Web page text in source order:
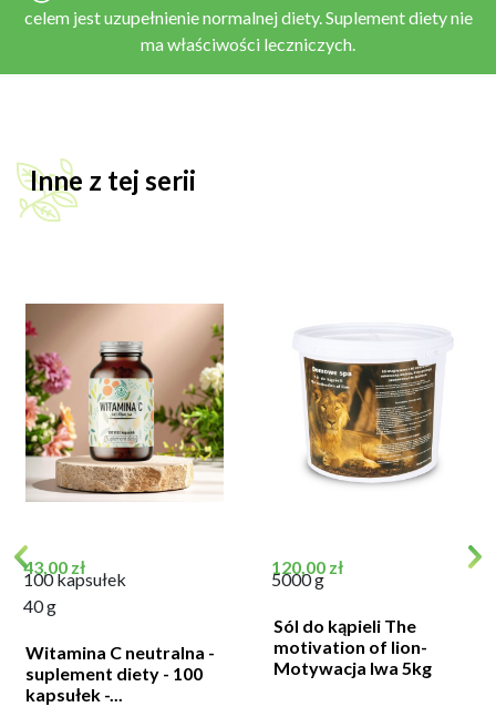
celem jest uzupełnienie normalnej diety. Suplement diety nie
ma właściwości leczniczych.
Inne z tej serii
Cena
43,00 zł
100 kapsułek
40 g
Witamina C neutralna -
suplement diety - 100
kapsułek -...
Cena
120,00 zł
5000 g
Sól do kąpieli The
motivation of lion-
Motywacja lwa 5kg